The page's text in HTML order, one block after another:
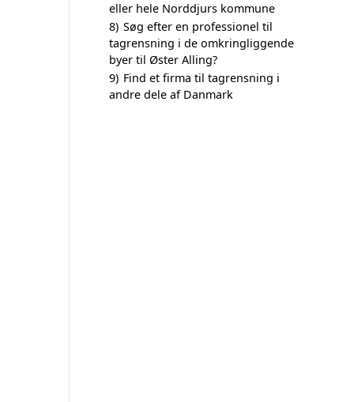
eller hele Norddjurs kommune
8) Søg efter en professionel til
tagrensning i de omkringliggende
byer til Øster Alling?
9) Find et firma til tagrensning i
andre dele af Danmark